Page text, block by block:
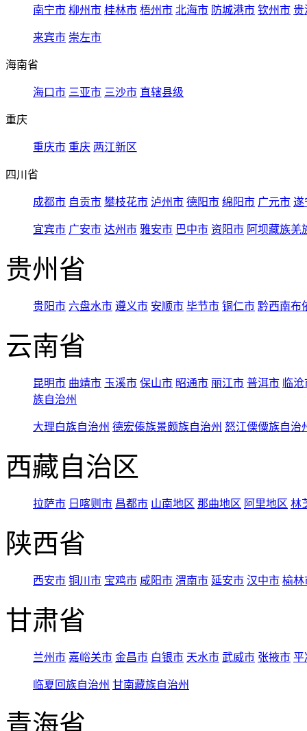
南宁市 柳州市 桂林市 梧州市 北海市 防城港市 钦州市 贵
来宾市 崇左市
海南省
海口市 三亚市 三沙市 直辖县级
重庆
重庆市 重庆 两江新区
四川省
成都市 自贡市 攀枝花市 泸州市 德阳市 绵阳市 广元市 遂
宜宾市 广安市 达州市 雅安市 巴中市 资阳市 阿坝藏族羌
贵州省
贵阳市 六盘水市 遵义市 安顺市 毕节市 铜仁市 黔西南布
云南省
昆明市 曲靖市 玉溪市 保山市 昭通市 丽江市 普洱市 临
族自治州
大理白族自治州 德宏傣族景颇族自治州 怒江傈僳族自治
西藏自治区
拉萨市 日喀则市 昌都市 山南地区 那曲地区 阿里地区 林
陕西省
西安市 铜川市 宝鸡市 咸阳市 渭南市 延安市 汉中市 榆林
甘肃省
兰州市 嘉峪关市 金昌市 白银市 天水市 武威市 张掖市 平
临夏回族自治州 甘南藏族自治州
青海省